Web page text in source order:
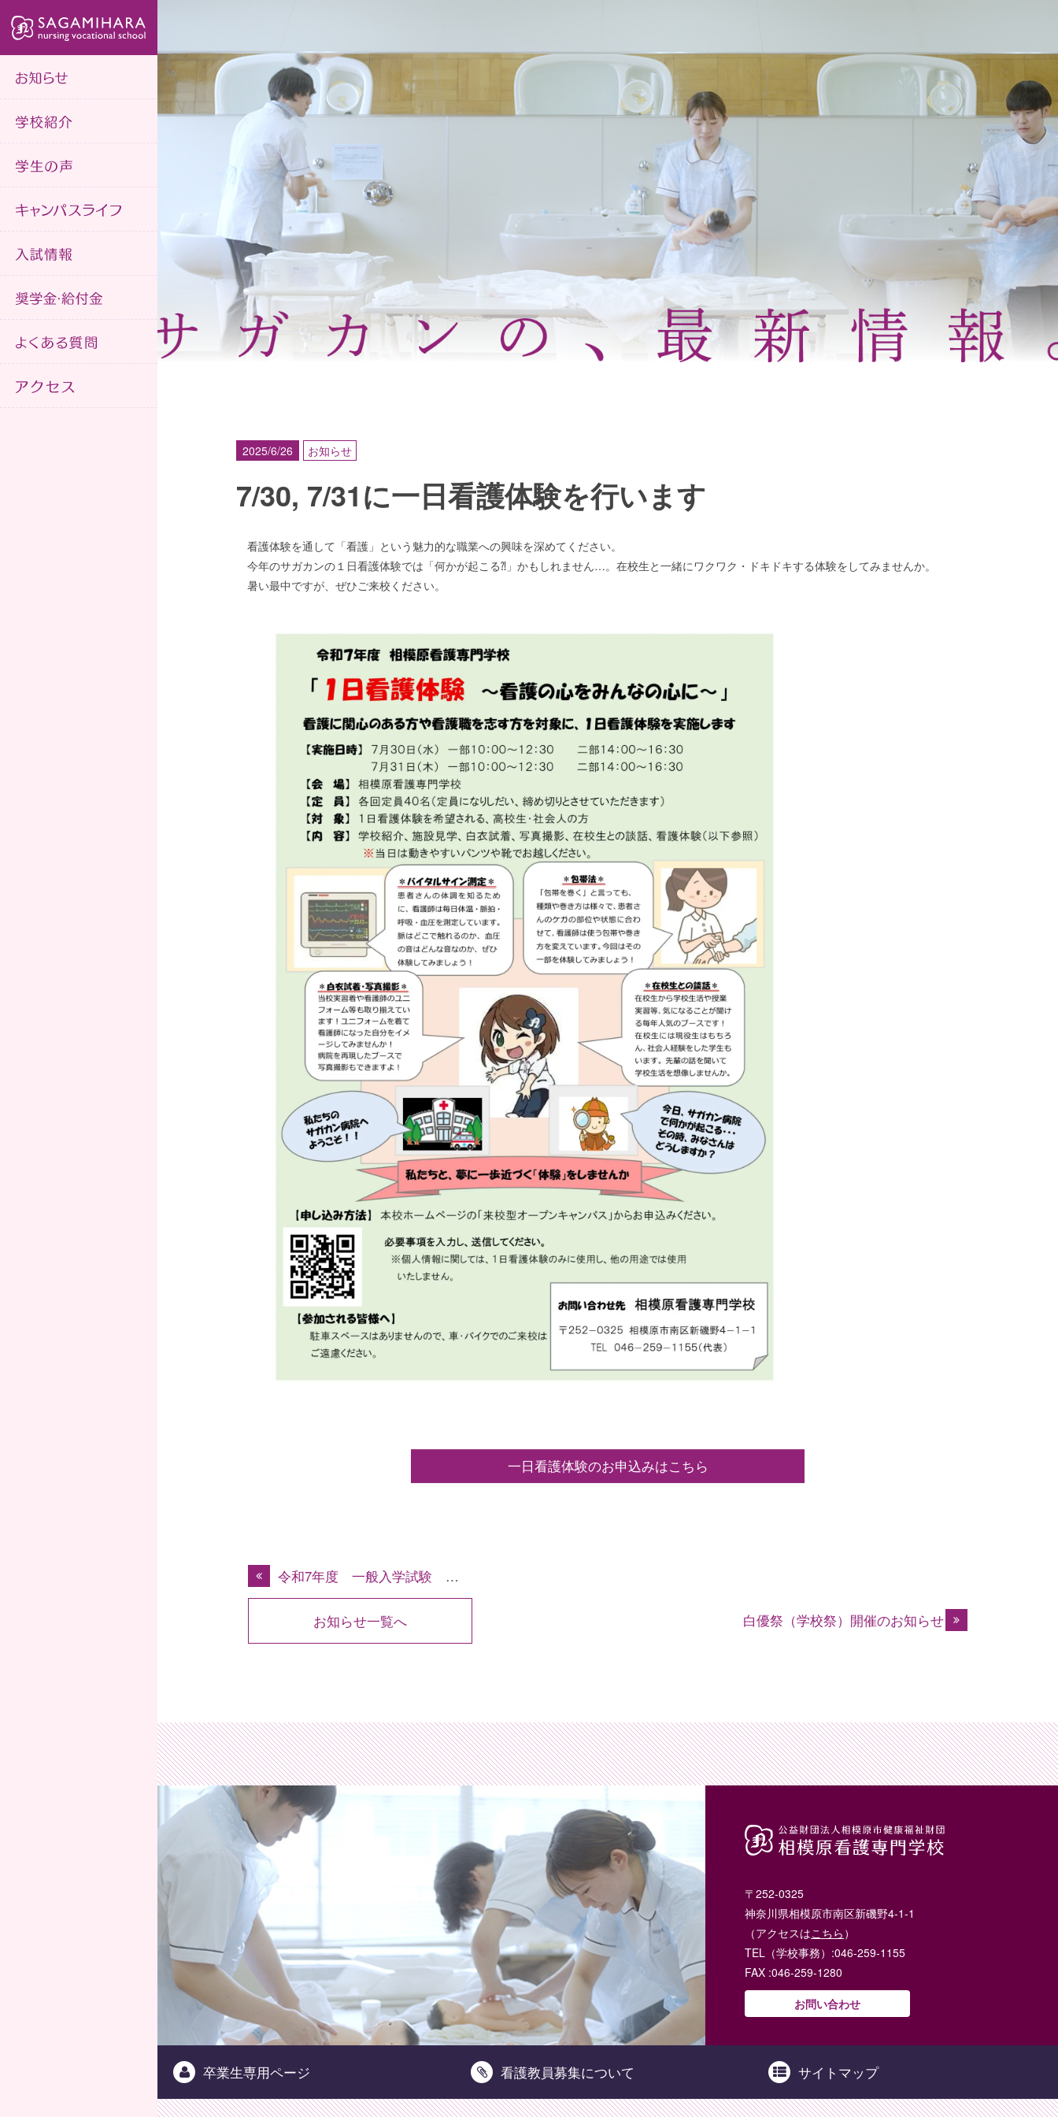
2025/6/26 お知らせ
7/30, 7/31に一日看護体験を行います
看護体験を通して「看護」という魅力的な職業への興味を深めてください。
今年のサガカンの１日看護体験では「何かが起こる⁈」かもしれません…。在校生と一緒にワクワク・ドキドキする体験をしてみませんか。
暑い最中ですが、ぜひご来校ください。
一日看護体験のお申込みはこちら
令和7年度 一般入学試験 二次募集について
お知らせ一覧へ 白優祭（学校祭）開催のお知らせ
〒252-0325
神奈川県相模原市南区新磯野4-1-1
（アクセスはこちら ）
TEL（学校事務）:046-259-1155
FAX :046-259-1280
お問い合わせ
卒業生専用ページ 看護教員募集について サイトマップ